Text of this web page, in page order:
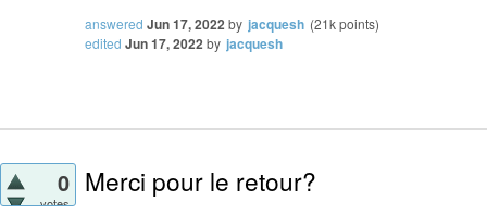
answered Jun 17, 2022by jacquesh (21kpoints)
edited Jun 17, 2022by jacquesh
0
votes
Merci pour le retour?